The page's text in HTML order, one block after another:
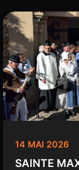
14 MAI 2026
SAINTE